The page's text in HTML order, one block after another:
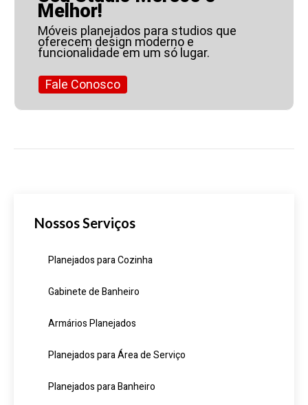
Melhor!
Móveis planejados para studios que
oferecem design moderno e
funcionalidade em um só lugar.
Fale Conosco
Nossos Serviços
Planejados para Cozinha
Gabinete de Banheiro
Armários Planejados
Planejados para Área de Serviço
Planejados para Banheiro